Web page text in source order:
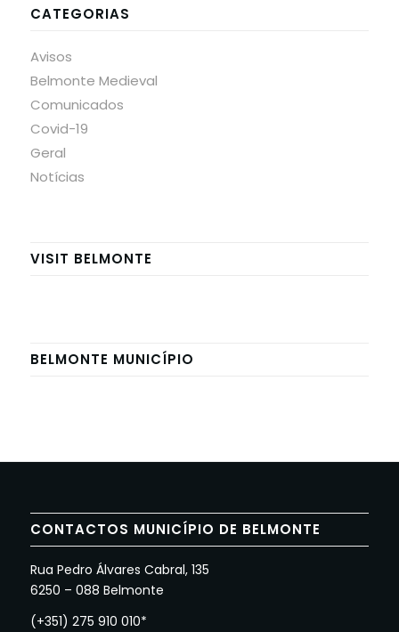
CATEGORIAS
Avisos
Belmonte Medieval
Comunicados
Covid-19
Geral
Notícias
VISIT BELMONTE
BELMONTE MUNICÍPIO
CONTACTOS MUNICÍPIO DE BELMONTE
Rua Pedro Álvares Cabral, 135
6250 – 088 Belmonte
(+351) 275 910 010*